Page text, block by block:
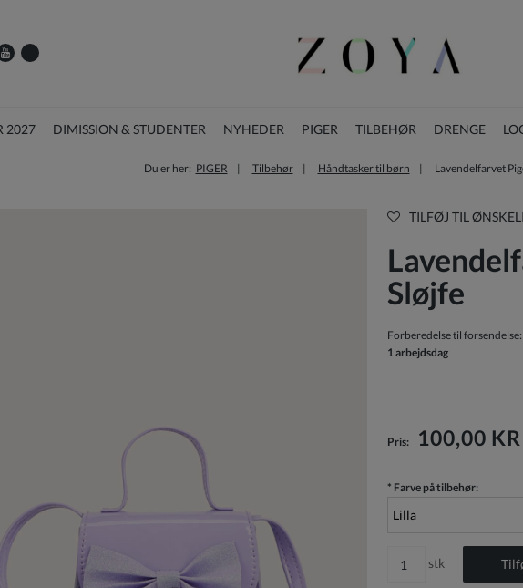
2027 DIMISSION & STUDENTER NYHEDER PIGER TILBEHØR DRENGE
Du er her: PIGER Tilbehør Håndtasker til børn Lavendelfarvet
TILFØJ TIL
Sløjfe
Forberedelse til forsendelse:
1 arbejdsdag
betalingsomkostninger
Pris: 100,00 KR
* Farve på tilbehør:
stk